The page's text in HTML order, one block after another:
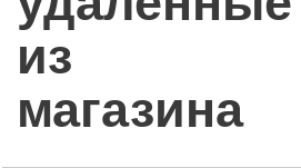
из
магазина